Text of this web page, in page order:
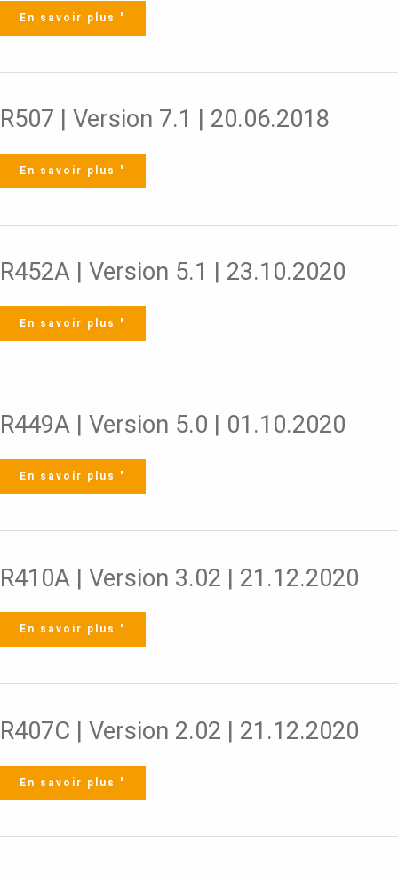
05.12.2017
En savoir plus "
R507 | Version 7.1 | 20.06.2018
R507
|
Version
20.06.2018
En savoir plus "
R452A | Version 5.1 | 23.10.2020
R452A
|
Version
23.10.2020
En savoir plus "
R449A | Version 5.0 | 01.10.2020
R449A
|
Version
01.10.2020
En savoir plus "
R410A | Version 3.02 | 21.12.2020
R410A
|
Version
21.12.2020
En savoir plus "
R407C | Version 2.02 | 21.12.2020
R407C
|
Version
21.12.2020
En savoir plus "